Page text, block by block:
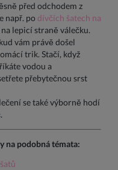
před odchodem z
např. podívčích šatech na
lepicí straně válečku.
vám právě došel
trik. Stačí, když
vodou a
přebytečnou srst
se také výborně hodí
na podobná témata: